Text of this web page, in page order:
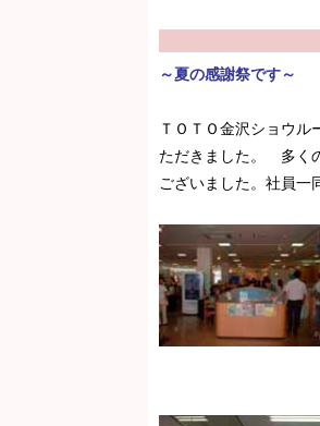
～夏の感謝祭です～
ＴＯＴＯ金沢ショウル
ただきました。 多く
ございました。社員一